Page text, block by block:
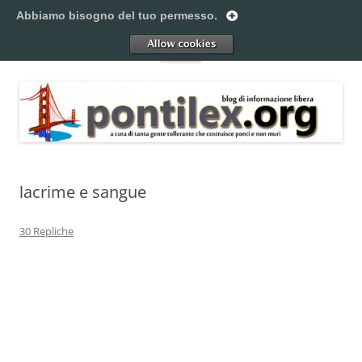
al
Pontilex
Menu
lacrime e sangue
30 Repliche
Abbiamo bisogno del tuo permesso.